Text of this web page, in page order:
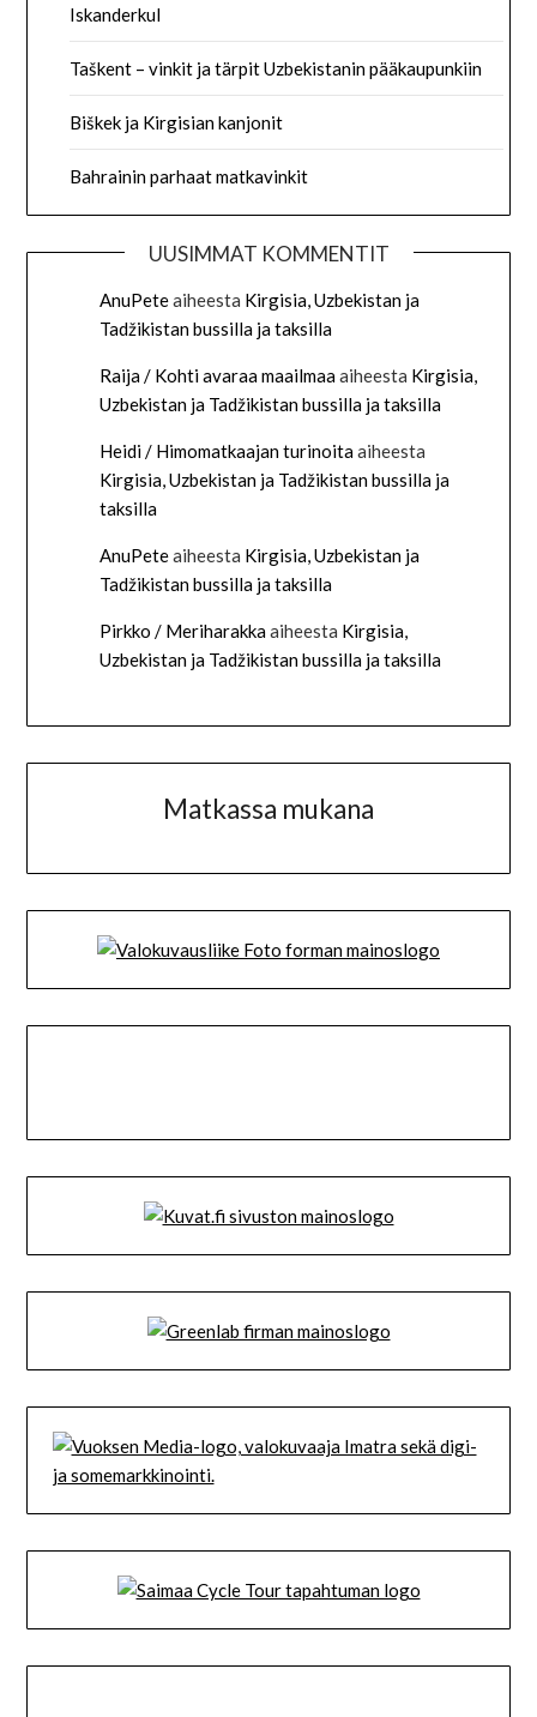
Iskanderkul
Taškent – vinkit ja tärpit Uzbekistanin pääkaupunkiin
Biškek ja Kirgisian kanjonit
Bahrainin parhaat matkavinkit
UUSIMMAT KOMMENTIT
AnuPeteaiheesta Kirgisia, Uzbekistan ja
Tadžikistan bussilla ja taksilla
Raija / Kohti avaraa maailmaaaiheesta Kirgisia,
Uzbekistan ja Tadžikistan bussilla ja taksilla
Heidi / Himomatkaajan turinoitaaiheesta
Kirgisia, Uzbekistan ja Tadžikistan bussilla ja
taksilla
AnuPeteaiheesta Kirgisia, Uzbekistan ja
Tadžikistan bussilla ja taksilla
Pirkko / Meriharakkaaiheesta Kirgisia,
Uzbekistan ja Tadžikistan bussilla ja taksilla
Matkassa mukana